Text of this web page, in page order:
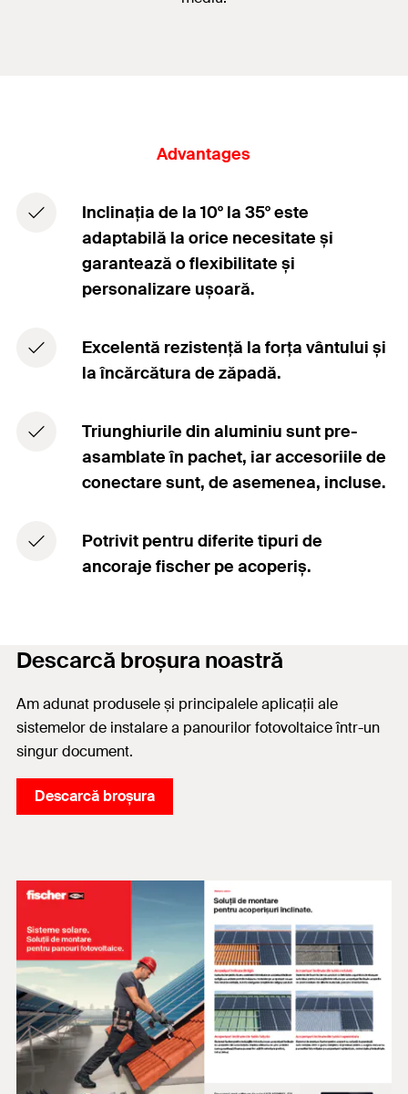
Advantages
Inclinația de la 10° la 35° este
adaptabilă la orice necesitate și
garantează o flexibilitate și
personalizare ușoară.
Excelentă rezistență la forța vântului și
la încărcătura de zăpadă.
Triunghiurile din aluminiu sunt pre-
asamblate în pachet, iar accesoriile de
conectare sunt, de asemenea, incluse.
Potrivit pentru diferite tipuri de
ancoraje fischer pe acoperiș.
Descarcă broșura noastră
Am adunat produsele și principalele aplicații ale
sistemelor de instalare a panourilor fotovoltaice într-un
singur document.
Descarcă broșura